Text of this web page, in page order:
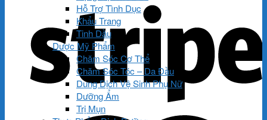
Hỗ Trợ Tình Dục
Khẩu Trang
Tinh Dầu
Dược Mỹ Phẩm
Chăm Sóc Cơ Thể
Chăm Sóc Tóc – Da Đầu
Dung Dịch Vệ Sinh Phụ Nữ
Dưỡng Ẩm
Trị Mụn